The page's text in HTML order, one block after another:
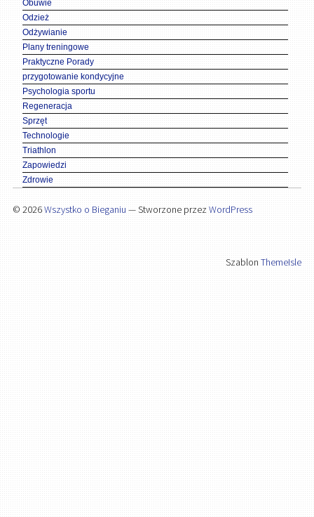
Obuwie
Odzież
Odżywianie
Plany treningowe
Praktyczne Porady
przygotowanie kondycyjne
Psychologia sportu
Regeneracja
Sprzęt
Technologie
Triathlon
Zapowiedzi
Zdrowie
© 2026Wszystko o Bieganiu — Stworzone przez WordPress
SzablonThemeIsle